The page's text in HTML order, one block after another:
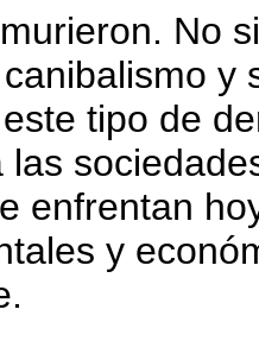
No
y
tipo de
las
enfrentan
y